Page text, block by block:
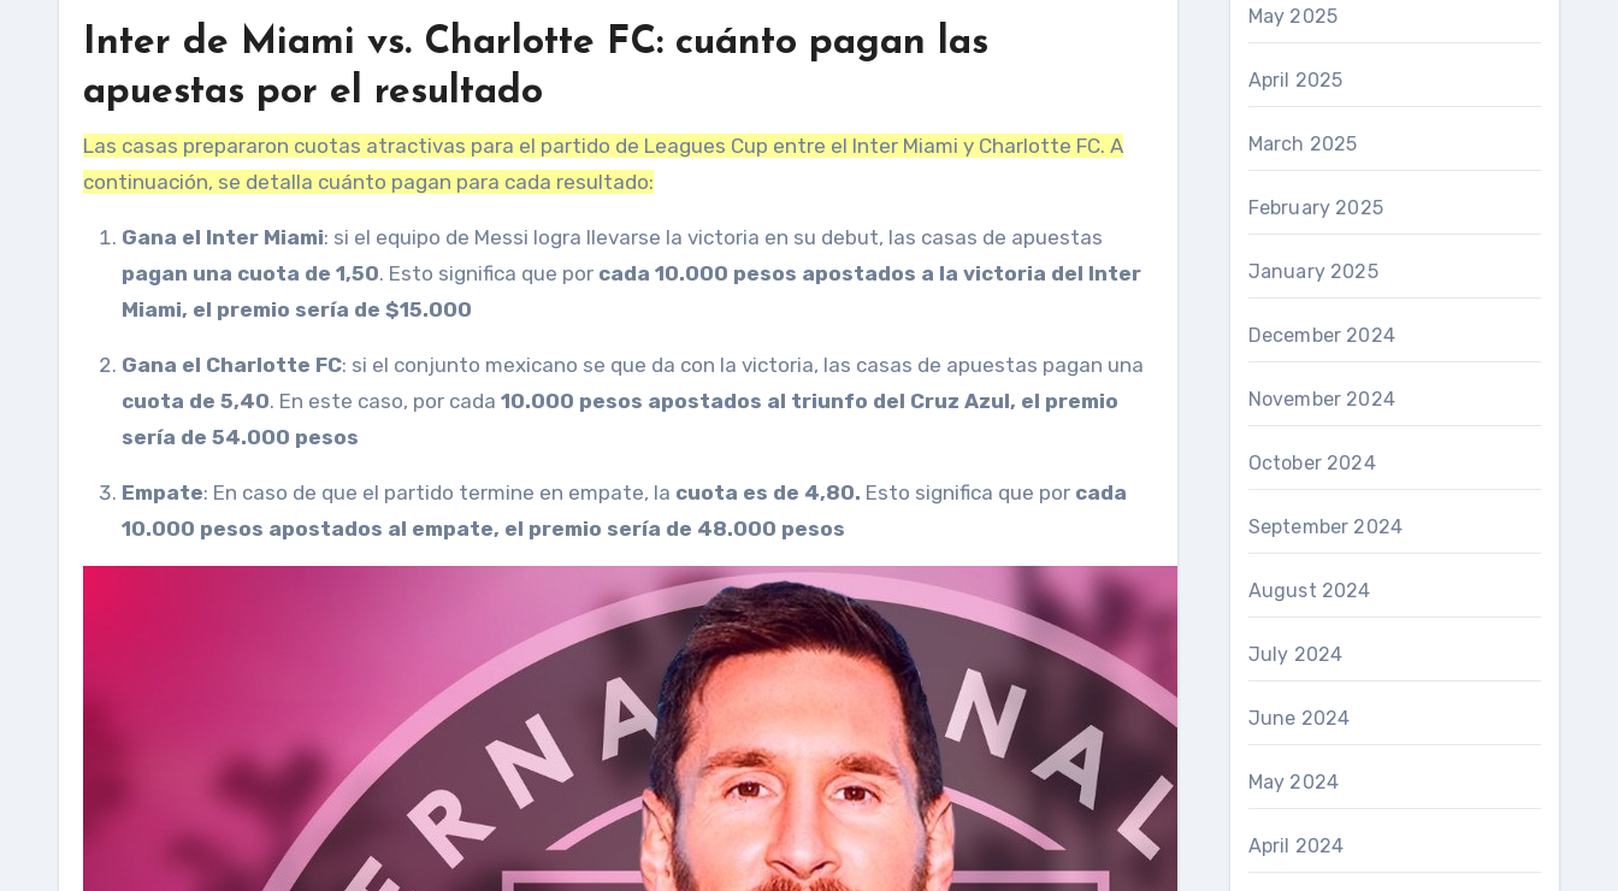
Inter de Miami vs. Charlotte FC: cuánto pagan las
apuestas por el resultado
Las casas prepararon cuotas atractivas para el partido de Leagues Cup entre el Inter Miami y Charlotte FC. A
continuación, se detalla cuánto pagan para cada resultado:
Gana el Inter Miami: si el equipo de Messi logra llevarse la victoria en su debut, las casas de apuestas
pagan una cuota de 1,50. Esto significa que por cada 10.000 pesos apostados a la victoria del Inter
Miami, el premio sería de $15.000
Gana el Charlotte FC: si el conjunto mexicano se que da con la victoria, las casas de apuestas pagan una
cuota de 5,40. En este caso, por cada 10.000 pesos apostados al triunfo del Cruz Azul, el premio
sería de 54.000 pesos
Empate: En caso de que el partido termine en empate, la cuota es de 4,80. Esto significa que por cada
10.000 pesos apostados al empate, el premio sería de 48.000 pesos
May 2025
April 2025
March 2025
February 2025
January 2025
December 2024
November 2024
October 2024
September 2024
August 2024
July 2024
June 2024
May 2024
April 2024